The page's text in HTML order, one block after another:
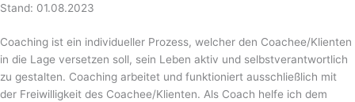
Stand: 01.08.2023
Coaching ist ein individueller Prozess, welcher den Coachee/Klienten
in die Lage versetzen soll, sein Leben aktiv und selbstverantwortlich
zu gestalten. Coaching arbeitet und funktioniert ausschließlich mit
der Freiwilligkeit des Coachee/Klienten. Als Coach helfe ich dem